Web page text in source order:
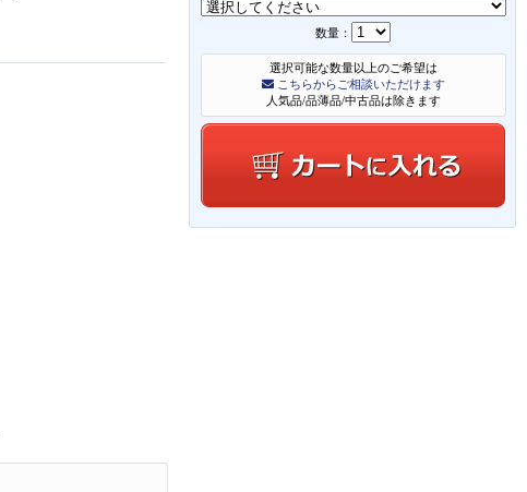
数量：
選択可能な数量以上のご希望は
こちらからご相談いただけます
人気品/品薄品/中古品は除きます